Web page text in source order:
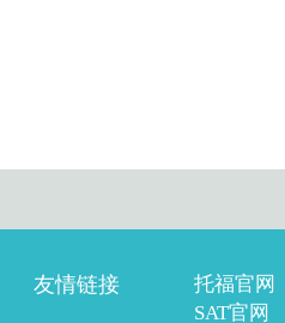
友情链接 托福官网
SAT官网